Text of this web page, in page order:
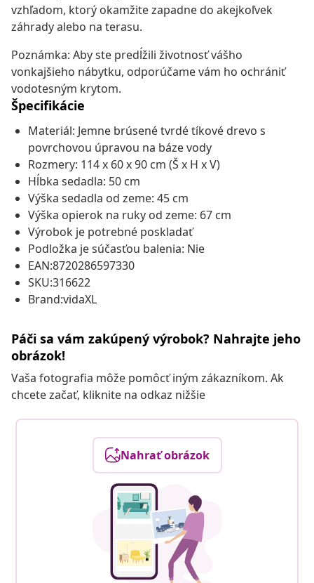
vzhľadom, ktorý okamžite zapadne do akejkoľvek
záhrady alebo na terasu.
Poznámka: Aby ste predĺžili životnosť vášho
vonkajšieho nábytku, odporúčame vám ho ochrániť
vodotesným krytom.
Špecifikácie
Materiál: Jemne brúsené tvrdé tíkové drevo s
povrchovou úpravou na báze vody
Rozmery: 114 x 60 x 90 cm (Š x H x V)
Hĺbka sedadla: 50 cm
Výška sedadla od zeme: 45 cm
Výška opierok na ruky od zeme: 67 cm
Výrobok je potrebné poskladať
Podložka je súčasťou balenia: Nie
EAN:8720286597330
SKU:316622
Brand:vidaXL
Páči sa vám zakúpený výrobok? Nahrajte jeho
obrázok!
Vaša fotografia môže pomôcť iným zákazníkom. Ak
chcete začať, kliknite na odkaz nižšie
Nahrať obrázok